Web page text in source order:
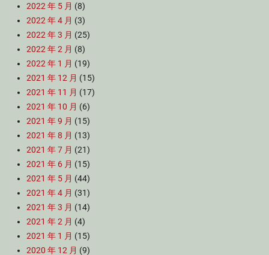
2022 年 5 月 (8)
2022 年 4 月 (3)
2022 年 3 月 (25)
2022 年 2 月 (8)
2022 年 1 月 (19)
2021 年 12 月 (15)
2021 年 11 月 (17)
2021 年 10 月 (6)
2021 年 9 月 (15)
2021 年 8 月 (13)
2021 年 7 月 (21)
2021 年 6 月 (15)
2021 年 5 月 (44)
2021 年 4 月 (31)
2021 年 3 月 (14)
2021 年 2 月 (4)
2021 年 1 月 (15)
2020 年 12 月 (9)